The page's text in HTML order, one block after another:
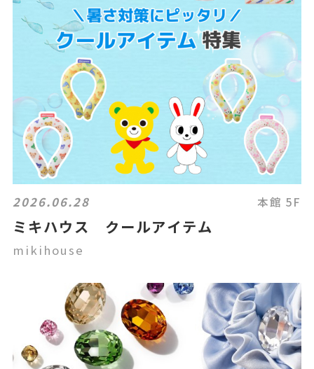
2026.06.28 本館 5F
ミキハウス クールアイテム
mikihouse